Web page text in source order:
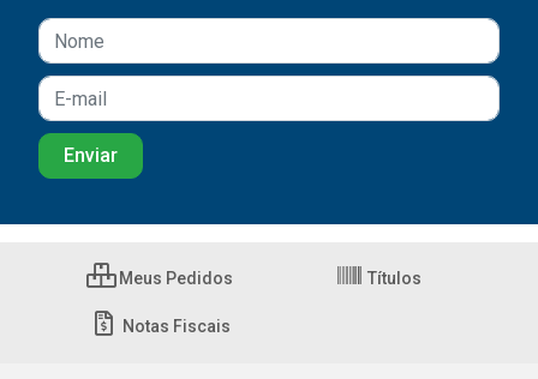
Meus Pedidos Títulos
Notas Fiscais